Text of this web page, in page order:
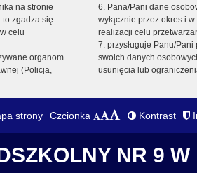
na stronie
zgadza się
celu
organom
(Policja,
6. Pana/Pani dane
wyłącznie przez okres i
realizacji celu
7. przysługuje Panu/
swoich danych
usunięcia lub
strony Czcionka Kontrast
NR 9